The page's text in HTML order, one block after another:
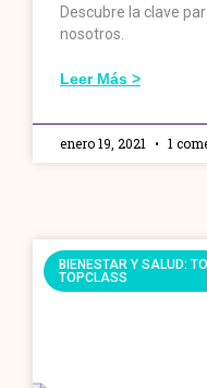
Descubre la clave
nosotros.
Leer Más >
enero 19, 2021 1
BIENESTAR Y SALUD:
TOPCLASS